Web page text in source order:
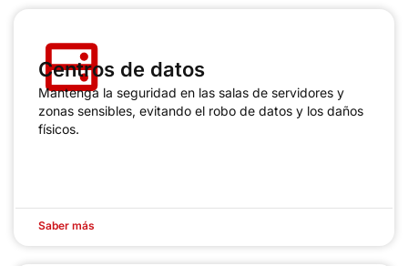
Centros de datos
Mantenga la seguridad en las salas de servidores y
zonas sensibles, evitando el robo de datos y los daños
físicos.
Saber más